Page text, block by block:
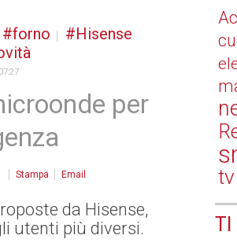
forno
Hisense
per
Stampa Email
da Hisense,
utenti più diversi.
tv
TI